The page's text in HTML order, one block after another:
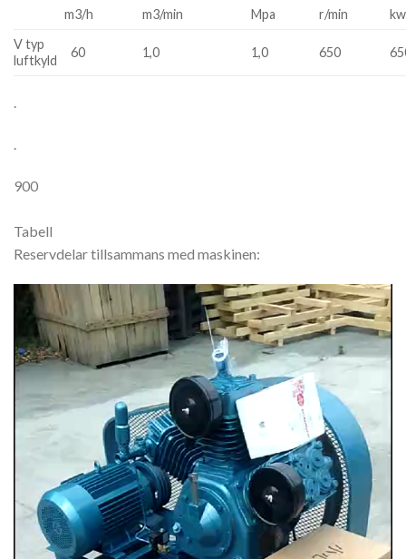
m3/h m3/min Mpa r/min
kw
V typ
luftkyld
60 1,0 1,0 650
.
.
900
Tabell
Reservdelar tillsammans med maskinen:
Video
Player